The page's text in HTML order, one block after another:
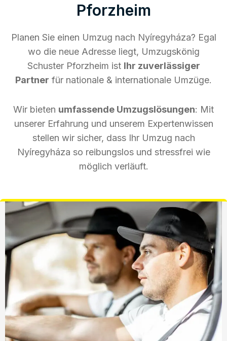
Pforzheim
Planen Sie einen Umzug nach Nyíregyháza? Egal
wo die neue Adresse liegt, Umzugskönig
Schuster Pforzheim ist Ihr zuverlässiger
Partner für nationale & internationale Umzüge.
Wir bieten umfassende Umzugslösungen: Mit
unserer Erfahrung und unserem Expertenwissen
stellen wir sicher, dass Ihr Umzug nach
Nyíregyháza so reibungslos und stressfrei wie
möglich verläuft.